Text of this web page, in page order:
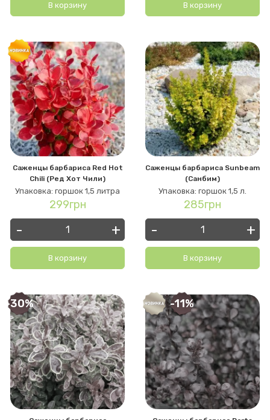
В корзину В корзину
Саженцы барбариса Red Hot
Chili (Ред Хот Чили)
Упаковка: горшок 1,5 литра
299грн
- +
В корзину
Саженцы барбариса Sunbeam
(Санбим)
Упаковка: горшок 1,5 л.
285грн
- +
В корзину
-30% -11%